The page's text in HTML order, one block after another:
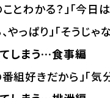
ことわかる？」「今
、やっぱり」「そうじ
しまう…食事編
番組好きだから」「